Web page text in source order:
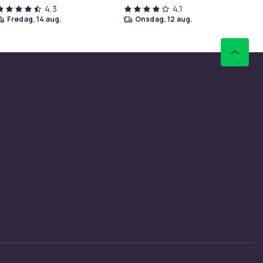
4,3
fredag, 14 aug.
4,1
onsdag, 12 aug.